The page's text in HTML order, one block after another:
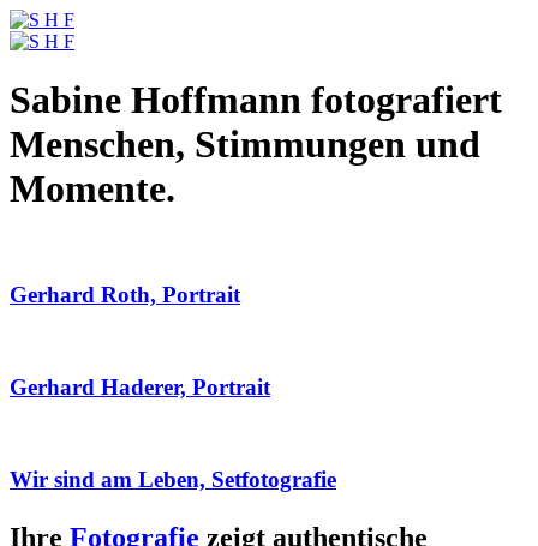
Sabine Hoffmann fotografiert
Menschen, Stimmungen und
Momente.
Gerhard Roth, Portrait
Gerhard Haderer, Portrait
Wir sind am Leben, Setfotografie
Ihre Fotografie zeigt authentische